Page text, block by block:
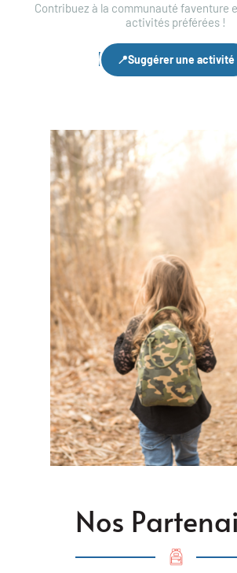
Contribuez à la communauté faventure
activités préférées !
📍Suggérer une activité
Nos